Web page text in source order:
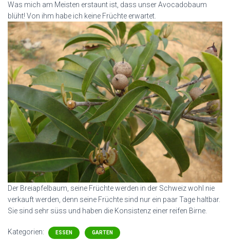
Was mich am Meisten erstaunt ist, dass unser Avocadobaum
blüht! Von ihm habe ich keine Früchte erwartet.
Der Breiapfelbaum, seine Früchte werden in der Schweiz wohl nie
verkauft werden, denn seine Früchte sind nur ein paar Tage haltbar.
Sie sind sehr süss und haben die Konsistenz einer reifen Birne.
Kategorien: ESSEN GARTEN